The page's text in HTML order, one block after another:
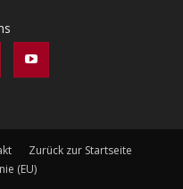
Zurück zur Startseite
(EU)